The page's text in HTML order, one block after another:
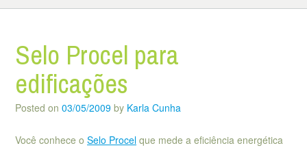
Selo Procel para
edificações
Posted on 03/05/2009 by Karla Cunha
Você conhece o Selo Procel que mede a eficiência energética